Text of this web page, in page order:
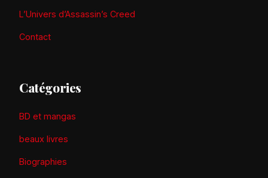
L’Univers d’Assassin’s Creed
Contact
Catégories
BD et mangas
beaux livres
Biographies